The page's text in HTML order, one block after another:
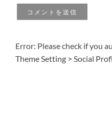
Error: Please check if you
Theme Setting > Social